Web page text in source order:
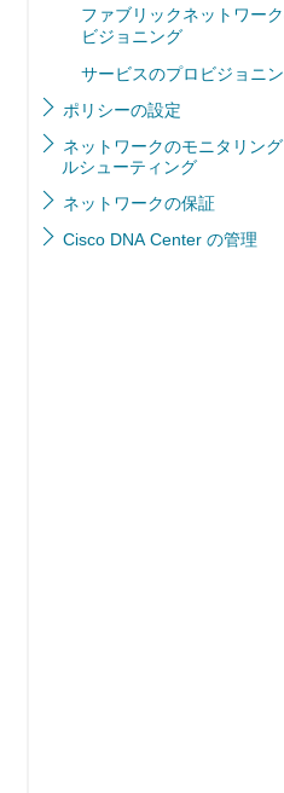
ファブリックネットワー
ビジョニング
サービスのプロビジョニ
ポリシーの設定
ネットワークのモニタリン
ルシューティング
ネットワークの保証
Cisco DNA Center の管理